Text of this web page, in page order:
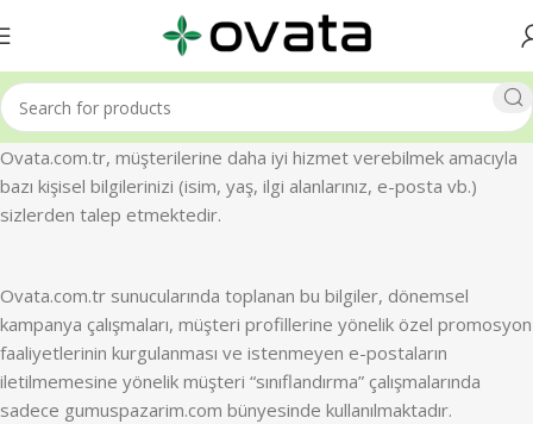
Ovata.com.tr, müşterilerine daha iyi hizmet verebilmek amacıyla
bazı kişisel bilgilerinizi (isim, yaş, ilgi alanlarınız, e-posta vb.)
sizlerden talep etmektedir.
Ovata.com.tr sunucularında toplanan bu bilgiler, dönemsel
kampanya çalışmaları, müşteri profillerine yönelik özel promosyon
faaliyetlerinin kurgulanması ve istenmeyen e-postaların
iletilmemesine yönelik müşteri “sınıflandırma” çalışmalarında
sadece gumuspazarim.com bünyesinde kullanılmaktadır.